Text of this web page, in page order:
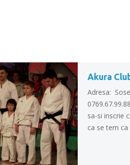
Akura
Adresa:
sa-si inscrie
ca se tem